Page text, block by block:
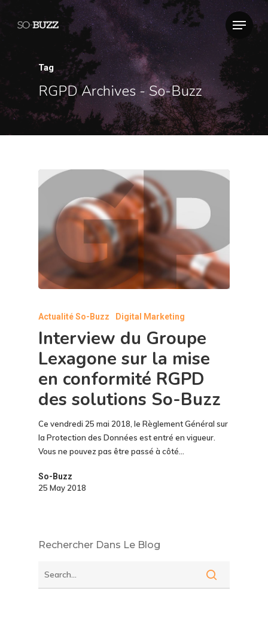
Tag
RGPD Archives - So-Buzz
Actualité So-Buzz Digital Marketing
Interview du Groupe
Lexagone sur la mise
en conformité RGPD
des solutions So-Buzz
Ce vendredi 25 mai 2018, le Règlement Général sur
la Protection des Données est entré en vigueur.
Vous ne pouvez pas être passé à côté…
So-Buzz
25 May 2018
Rechercher Dans Le Blog